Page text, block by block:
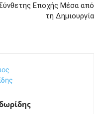
Εποχής Μέσα από
τη Δημιουργία